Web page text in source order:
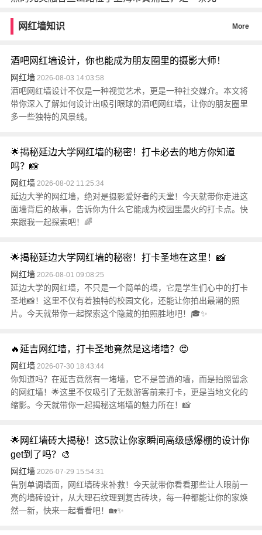
网红墙知识 More
酒吧网红墙设计，你也能成为朋友圈里的摄影大师！
网红墙2026-08-03 14:03:58
酒吧网红墙设计不仅是一种视觉艺术，更是一种社交媒介。本文将
带你深入了解如何设计出吸引眼球的酒吧网红墙，让你的朋友圈里
多一些独特的风景线。
🌟揭秘延边大学网红墙的秘密！打卡必去的地方你知道
吗？📸
网红墙2026-08-02 11:25:34
延边大学的网红墙，绝对是摄影爱好者的天堂！今天就带你走进这
面墙背后的故事，告诉你为什么它能成为校园里最火的打卡点。快
来跟我一起探索吧！🌈
🌟揭秘延边大学网红墙的秘密！打卡圣地在这里！📸
网红墙2026-08-01 09:08:25
延边大学的网红墙，不只是一个简单的墙，它是学生们心中的打卡
圣地📸！这里不仅有着独特的校园文化，还能让你拍出最潮的照
片。今天就带你一起探索这个隐藏的拍照胜地吧！🎓✨
🔥延吉网红墙，打卡圣地竟然是这堵墙？😍
网红墙2026-07-30 18:43:44
你知道吗？在延吉竟然有一堵墙，它不是普通的墙，而是拍照留念
的网红墙！🌟这里不仅吸引了无数游客前来打卡，更是当地文化的
缩影。今天就带你一起揭秘这堵墙的魅力所在！📸
🌟网红墙砖大揭秘！这5款让你家瞬间高级感爆棚的设计你
get到了吗？🎨
网红墙2026-07-29 15:54:31
告别单调墙面，网红墙砖来补救！今天就带你看看那些让人眼前一
亮的墙砖设计，从大理石纹理到复古砖块，每一种都能让你的家焕
然一新，快来一起看看吧！🏡✨